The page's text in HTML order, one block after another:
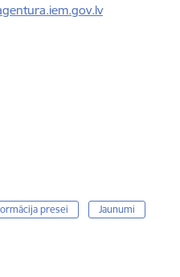
presei Jaunumi